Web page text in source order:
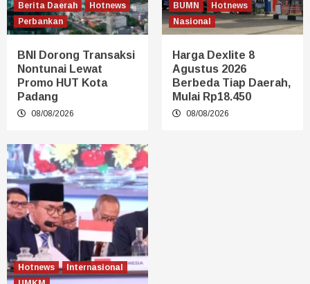
Berita Daerah
Hotnews
Perbankan
BNI Dorong Transaksi
Nontunai Lewat
Promo HUT Kota
Padang
08/08/2026
BUMN
Hotnews
Nasional
Harga Dexlite 8
Agustus 2026
Berbeda Tiap Daerah,
Mulai Rp18.450
08/08/2026
Hotnews
Internasional